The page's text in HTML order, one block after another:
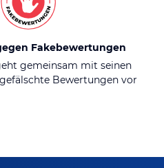
Fakebewertungen
gemeinsam mit seinen
Bewertungen vor